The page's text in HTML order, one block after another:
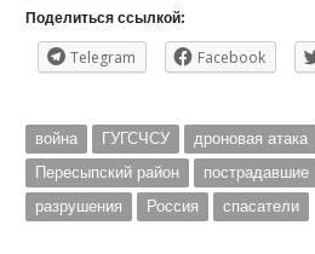
Поделиться ссылкой:
Telegram Facebook
война ГУГСЧСУ дроновая атака
Пересыпский район
пострадавшие
разрушения
Россия спасатели